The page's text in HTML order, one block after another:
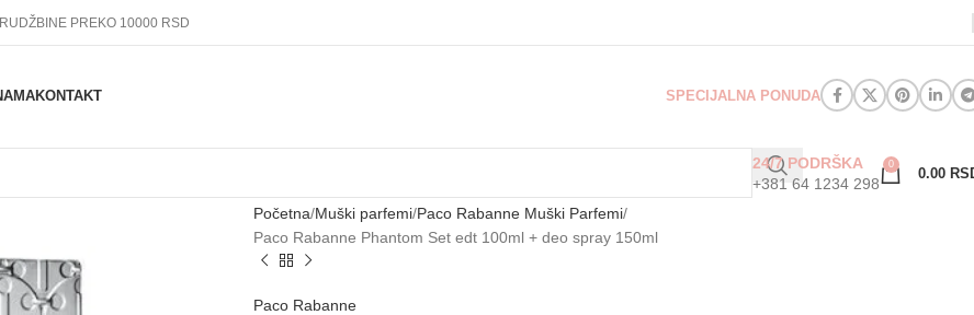
PREKO 10000 RSD
KONTAKT SPECIJALNA PONUDA
24/7 PODRŠKA
+381 64 1234 298
0
0.00
Početna Muški parfemi Paco Rabanne Muški Parfemi
Paco Rabanne Phantom Set edt 100ml + deo spray 150ml
Paco Rabanne